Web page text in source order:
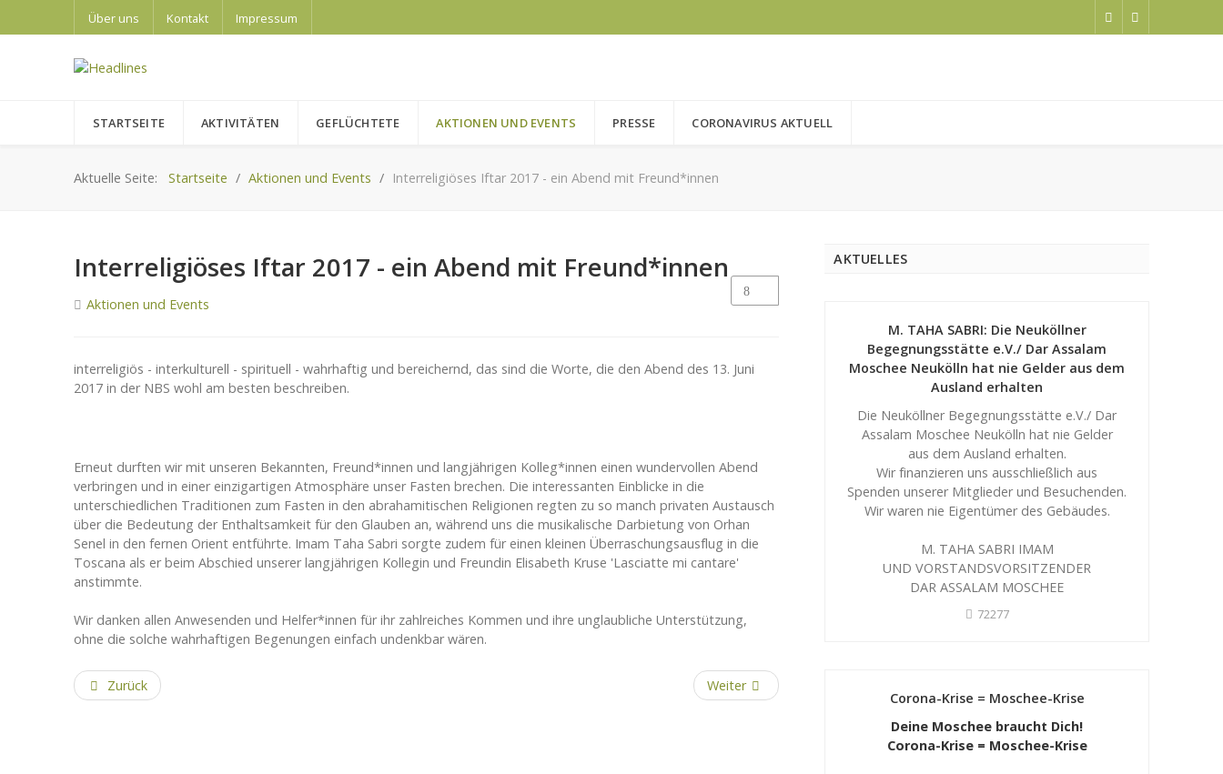
Über uns Kontakt Impressum
STARTSEITE AKTIVITÄTEN GEFLÜCHTETE AKTIONEN UND EVENTS PRESSE CORONAVIRUS AKTUELL
Aktuelle Seite: Startseite Aktionen und Events Interreligiöses Iftar 2017 - ein Abend mit Freund*innen
Interreligiöses Iftar 2017 - ein Abend mit Freund*innen
Aktionen und Events
interreligiös - interkulturell - spirituell - wahrhaftig und bereichernd, das sind die Worte, die den Abend des 13. Juni
2017 in der NBS wohl am besten beschreiben.
Erneut durften wir mit unseren Bekannten, Freund*innen und langjährigen Kolleg*innen einen wundervollen Abend
verbringen und in einer einzigartigen Atmosphäre unser Fasten brechen. Die interessanten Einblicke in die
unterschiedlichen Traditionen zum Fasten in den abrahamitischen Religionen regten zu so manch privaten Austausch
über die Bedeutung der Enthaltsamkeit für den Glauben an, während uns die musikalische Darbietung von Orhan
Senel in den fernen Orient entführte. Imam Taha Sabri sorgte zudem für einen kleinen Überraschungsausflug in die
Toscana als er beim Abschied unserer langjährigen Kollegin und Freundin Elisabeth Kruse 'Lasciatte mi cantare'
anstimmte.
Wir danken allen Anwesenden und Helfer*innen für ihr zahlreiches Kommen und ihre unglaubliche Unterstützung,
ohne die solche wahrhaftigen Begenungen einfach undenkbar wären.
Zurück Weiter
AKTUELLES
M. TAHA SABRI: Die Neuköllner
Begegnungsstätte e.V./ Dar Assalam
Moschee Neukölln hat nie Gelder aus dem
Ausland erhalten
Die Neuköllner Begegnungsstätte e.V./ Dar
Assalam Moschee Neukölln hat nie Gelder
aus dem Ausland erhalten.
Wir finanzieren uns ausschließlich aus
Spenden unserer Mitglieder und Besuchenden.
Wir waren nie Eigentümer des Gebäudes.
M. TAHA SABRI IMAM
UND VORSTANDSVORSITZENDER
DAR ASSALAM MOSCHEE
72277
Corona-Krise = Moschee-Krise
Deine Moschee braucht Dich!
Corona-Krise = Moschee-Krise